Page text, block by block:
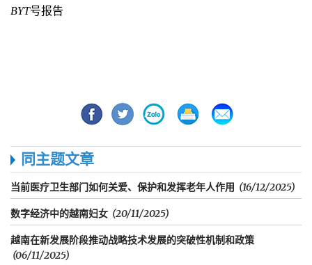
BYT号报告
同主题文章
当前医疗卫生部门如何关爱、保护和发挥老年人作用 (16/12/2025)
数字经济中的越南妇女 (20/11/2025)
越南在新发展阶段推动战略技术发展的突破性机制和政策
(06/11/2025)